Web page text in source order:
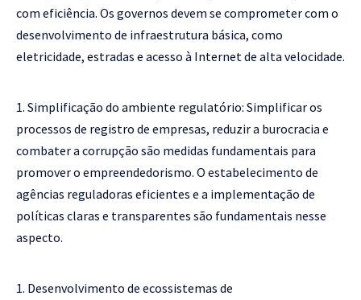
com eficiência. Os governos devem se comprometer com o
desenvolvimento de infraestrutura básica, como
eletricidade, estradas e acesso à Internet de alta velocidade.
Simplificação do ambiente regulatório: Simplificar os
processos de registro de empresas, reduzir a burocracia e
combater a corrupção são medidas fundamentais para
promover o empreendedorismo. O estabelecimento de
agências reguladoras eficientes e a implementação de
políticas claras e transparentes são fundamentais nesse
aspecto.
Desenvolvimento de ecossistemas de